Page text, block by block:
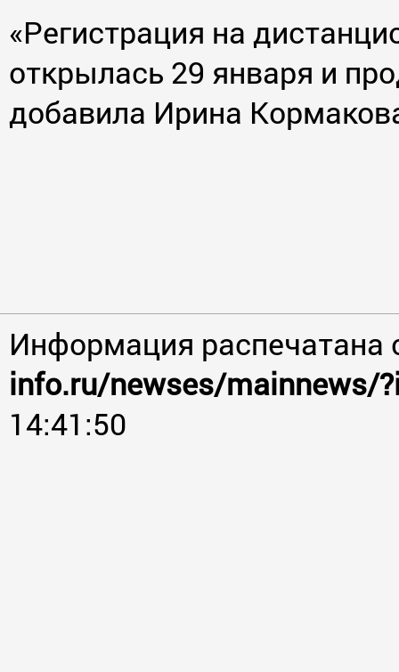
«Регистрация на
открылась 29 января и
добавила Ирина
Информация
info.ru/newses/mainnews/
14:41:50